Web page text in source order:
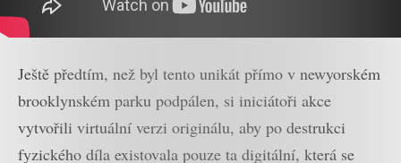
Ještě předtím, než byl tento unikát přímo v newyorském
brooklynském parku podpálen, si iniciátoři akce
vytvořili virtuální verzi originálu, aby po destrukci
fyzického díla existovala pouze ta digitální, která se